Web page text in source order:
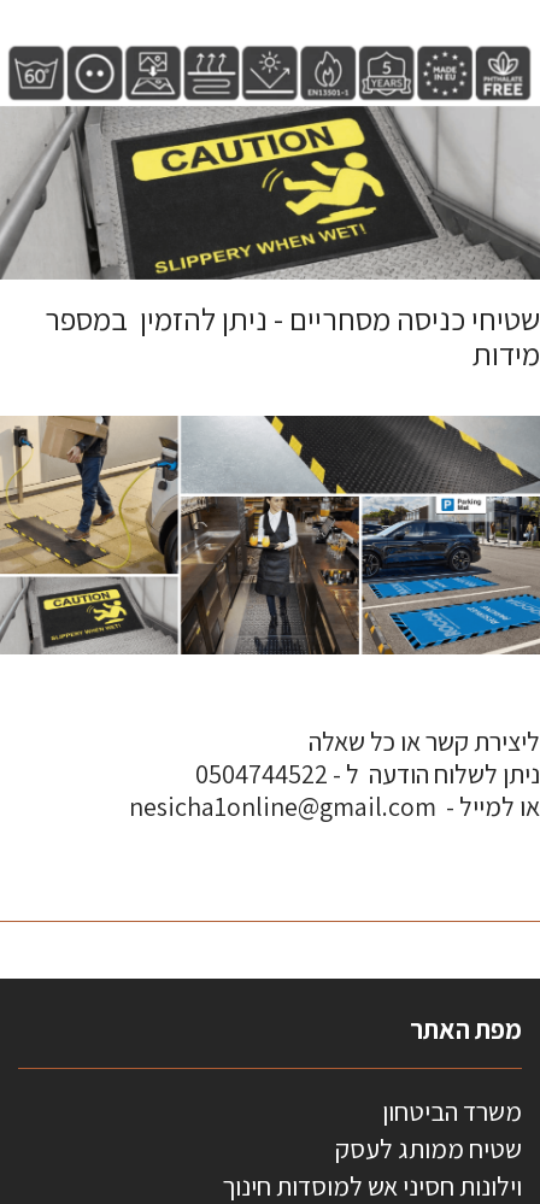
שטיחי כניסה מסחריים - ניתן להזמין במספר
מידות
ליצירת קשר או כל שאלה
ניתן לשלוח הודעה ל - 0504744522
או למייל - nesicha1online@gmail.com
מפת האתר
משרד הביטחון
שטיח ממותג לעסק
וילונות חסיני אש למוסדות חינוך